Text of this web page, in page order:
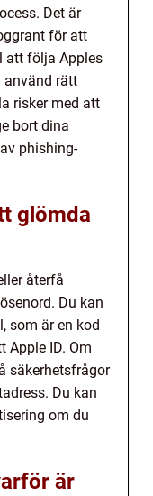
Det är
för att
att följa Apples
använd rätt
risker med att
bort dina
phishing-
glömda
återfå
Du kan
som är en kod
Apple ID. Om
säkerhetsfrågor
Du kan
om du
är